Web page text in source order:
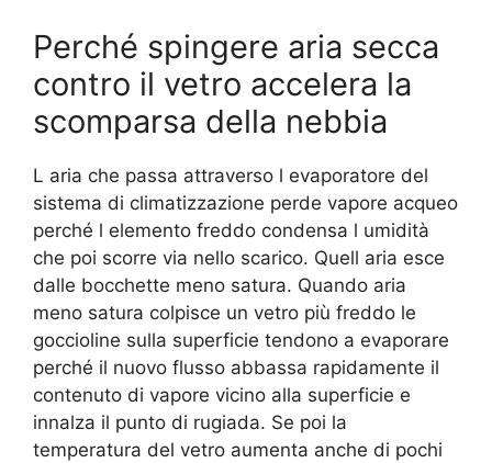
Perché spingere aria secca
contro il vetro accelera la
scomparsa della nebbia
L aria che passa attraverso l evaporatore del
sistema di climatizzazione perde vapore acqueo
perché l elemento freddo condensa l umidità
che poi scorre via nello scarico. Quell aria esce
dalle bocchette meno satura. Quando aria
meno satura colpisce un vetro più freddo le
goccioline sulla superficie tendono a evaporare
perché il nuovo flusso abbassa rapidamente il
contenuto di vapore vicino alla superficie e
innalza il punto di rugiada. Se poi la
temperatura del vetro aumenta anche di pochi